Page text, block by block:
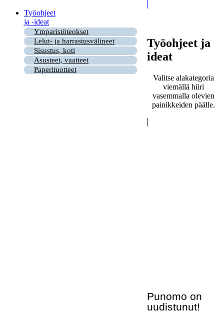
Työohjeet
ja -ideat
Ymparistöteokset
Lelut- ja harrastusvälineet
Sisustus, koti
Asusteet, vaatteet
Paperituotteet
Työohjeet ja
ideat
Valitse alakategoria
viemällä hiiri
vasemmalla olevien
painikkeiden päälle.
Punomo on
uudistunut!